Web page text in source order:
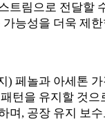
트림으로 전달할
능성을 더욱 제
) 페놀과 아세톤
턴을 유지할 것으
며, 공장 유지 보